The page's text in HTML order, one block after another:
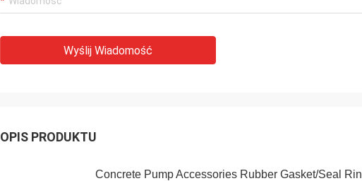
Wyślij Wiadomość
OPIS PRODUKTU
Concrete Pump Accessories Rubber Gasket/Seal